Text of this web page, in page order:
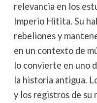
relevancia en los
Imperio Hitita. Su
rebeliones y
en un contexto de
lo convierte en uno
la historia antigua.
y los registros de su